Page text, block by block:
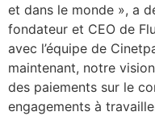
et dans le monde », a
fondateur et CEO de
avec l’équipe de
maintenant, notre
des paiements sur le
engagements à